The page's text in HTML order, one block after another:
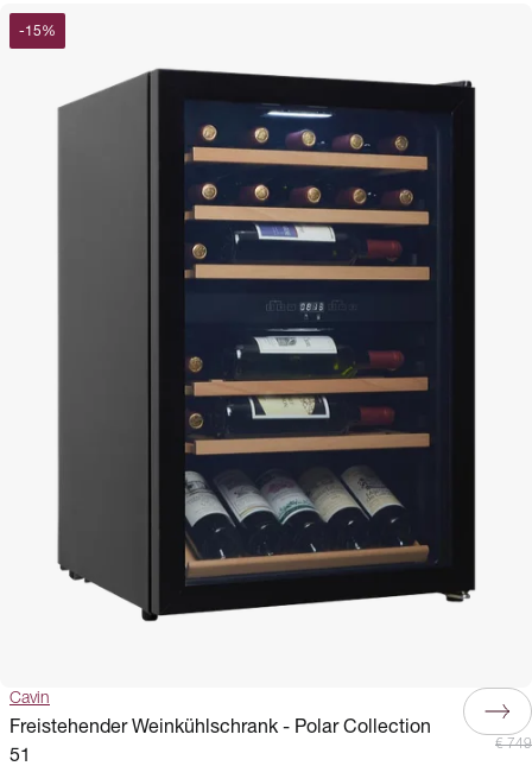
-15%
Cavin
Freistehender Weinkühlschrank - Polar Collection
51
€ 749